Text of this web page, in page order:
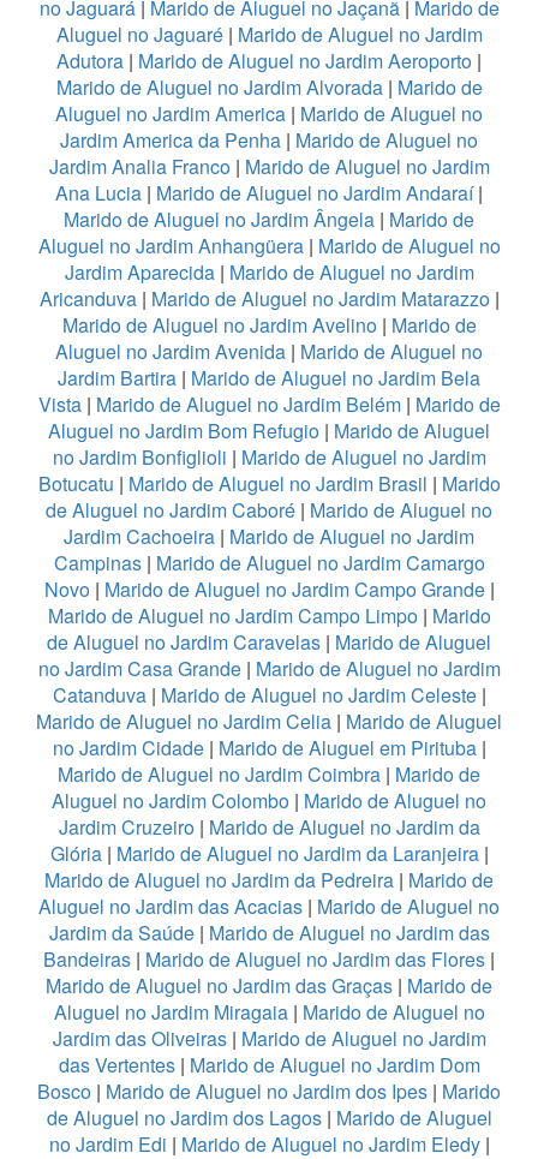
no Jaguará| Marido de Aluguel no Jaçanã| Marido de
Aluguel no Jaguaré| Marido de Aluguel no Jardim
Adutora | Marido de Aluguel no Jardim Aeroporto |
Marido de Aluguel no Jardim Alvorada| Marido de
Aluguel no Jardim America | Marido de Aluguel no
Jardim America da Penha | Marido de Aluguel no
Jardim Analia Franco| Marido de Aluguel no Jardim
Ana Lucia | Marido de Aluguel no Jardim Andaraí|
Marido de Aluguel no Jardim Ângela | Marido de
Aluguel no Jardim Anhangüera| Marido de Aluguel no
Jardim Aparecida| Marido de Aluguel no Jardim
Aricanduva| Marido de Aluguel no Jardim Matarazzo|
Marido de Aluguel no Jardim Avelino| Marido de
Aluguel no Jardim Avenida | Marido de Aluguel no
Jardim Bartira | Marido de Aluguel no Jardim Bela
Vista| Marido de Aluguel no Jardim Belém| Marido de
Aluguel no Jardim Bom Refugio | Marido de Aluguel
no Jardim Bonfiglioli | Marido de Aluguel no Jardim
Botucatu | Marido de Aluguel no Jardim Brasil | Marido
de Aluguel no Jardim Caboré | Marido de Aluguel no
Jardim Cachoeira | Marido de Aluguel no Jardim
Campinas| Marido de Aluguel no Jardim Camargo
Novo| Marido de Aluguel no Jardim Campo Grande|
Marido de Aluguel no Jardim Campo Limpo| Marido
de Aluguel no Jardim Caravelas | Marido de Aluguel
no Jardim Casa Grande| Marido de Aluguel no Jardim
Catanduva| Marido de Aluguel no Jardim Celeste|
Marido de Aluguel no Jardim Celia | Marido de Aluguel
no Jardim Cidade| Marido de Aluguel em Pirituba|
Marido de Aluguel no Jardim Coimbra | Marido de
Aluguel no Jardim Colombo | Marido de Aluguel no
Jardim Cruzeiro| Marido de Aluguel no Jardim da
Glória| Marido de Aluguel no Jardim da Laranjeira|
Marido de Aluguel no Jardim da Pedreira | Marido de
Aluguel no Jardim das Acacias | Marido de Aluguel no
Jardim da Saúde| Marido de Aluguel no Jardim das
Bandeiras | Marido de Aluguel no Jardim das Flores |
Marido de Aluguel no Jardim das Graças | Marido de
Aluguel no Jardim Miragaia| Marido de Aluguel no
Jardim das Oliveiras| Marido de Aluguel no Jardim
das Vertentes| Marido de Aluguel no Jardim Dom
Bosco | Marido de Aluguel no Jardim dos Ipes | Marido
de Aluguel no Jardim dos Lagos| Marido de Aluguel
no Jardim Edi | Marido de Aluguel no Jardim Eledy|